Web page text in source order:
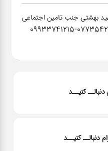
بهشتی جنب تامین اجتماعی
کنیــد
دنبالــ کنیــد